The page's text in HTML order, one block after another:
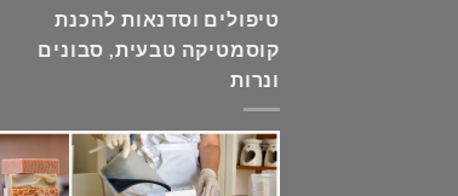
טיפולים וסדנאות להכנת
קוסמטיקה טבעית, סבונים
ונרות